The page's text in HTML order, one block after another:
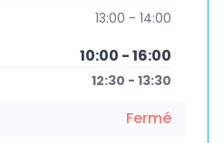
13:00 - 14:00
10:00 - 16:00
12:30 - 13:30
Fermé